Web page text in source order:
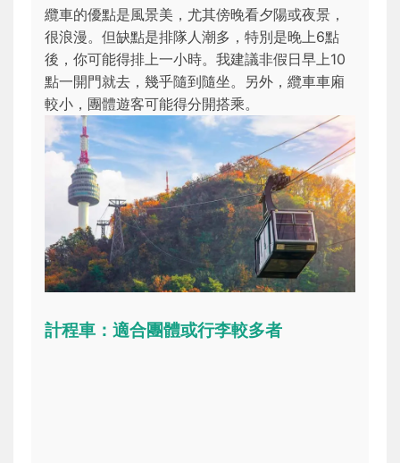
纜車的優點是風景美，尤其傍晚看夕陽或夜景，
很浪漫。但缺點是排隊人潮多，特別是晚上6點
後，你可能得排上一小時。我建議非假日早上10
點一開門就去，幾乎隨到隨坐。另外，纜車車廂
較小，團體遊客可能得分開搭乘。
計程車：適合團體或行李較多者